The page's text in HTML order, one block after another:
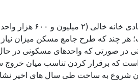
با توجه به این که یکی از
در صورتی که واحدهای مسکونی در
است که برقرار کردن تناسب میان
شروع به ساخت طی سال های اخیر نشان